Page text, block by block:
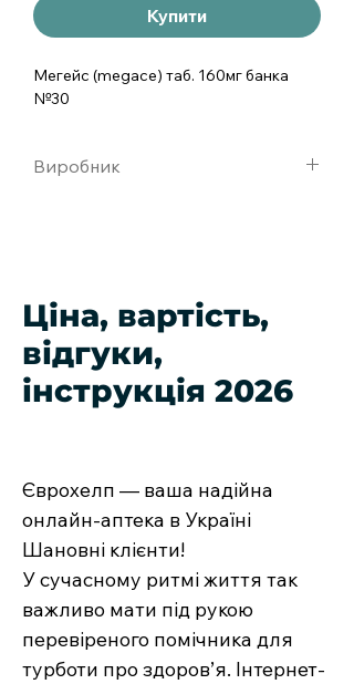
Купити
Мегейс (megace) таб. 160мг банка
№30
Виробник
Ціна, вартість,
відгуки,
інструкція 2026
Єврохелп — ваша надійна
онлайн-аптека в Україні
Шановні клієнти!
У сучасному ритмі життя так
важливо мати під рукою
перевіреного помічника для
турботи про здоров’я. Інтернет-